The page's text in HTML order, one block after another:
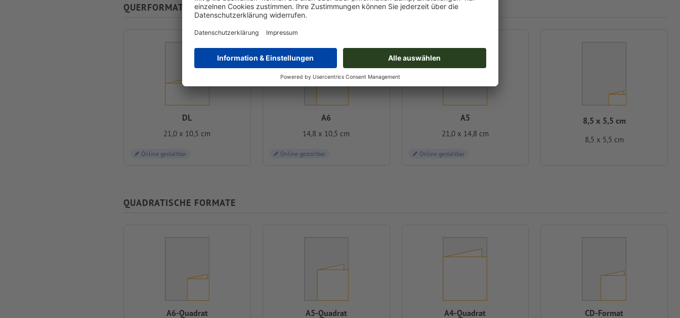
QUERFORMAT
DL
21,0 x 10,5 cm
Online gestaltbar
A6
14,8 x 10,5 cm
Online gestaltbar
A5
21,0 x 14,8 cm
Online gestaltbar
8,5 x 5,5 cm
8,5 x 5,5 cm
QUADRATISCHE FORMATE
A6-Quadrat A5-Quadrat A4-Quadrat CD-Format